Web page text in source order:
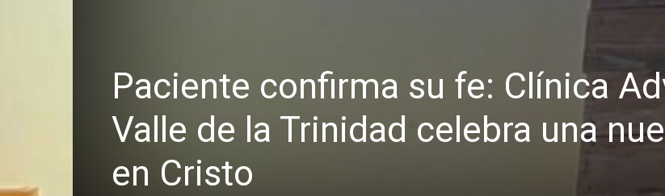
Paciente confirma su fe: Clínica
Valle de la Trinidad celebra una
en Cristo